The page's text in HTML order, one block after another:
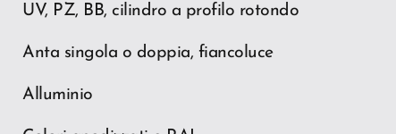
UV, PZ, BB, cilindro a profilo rotondo
Anta singola o doppia, fiancoluce
Alluminio